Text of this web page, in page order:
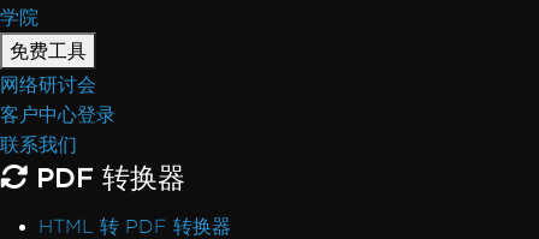
学院
免费工具
网络研讨会
客户中心登录
联系我们
PDF 转换器
HTML 转 PDF 转换器